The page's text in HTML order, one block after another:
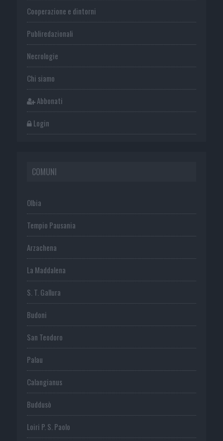
Cooperazione e dintorni
Publiredazionali
Necrologie
Chi siamo
Abbonati
Login
COMUNI
Olbia
Tempio Pausania
Arzachena
La Maddalena
S. T. Gallura
Budoni
San Teodoro
Palau
Calangianus
Buddusò
Loiri P. S. Paolo